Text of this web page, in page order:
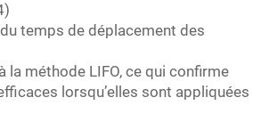
temps de déplacement des
méthode LIFO, ce qui confirme
lorsqu’elles sont appliquées